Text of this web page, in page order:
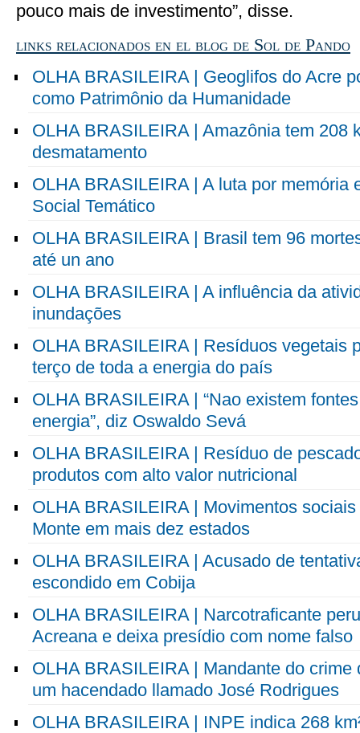
pouco mais de investimento”, disse.
links relacionados en el blog de Sol de Pando
OLHA BRASILEIRA | Geoglifos do Acre
como Patrimônio da Humanidade
OLHA BRASILEIRA | Amazônia tem 208
desmatamento
OLHA BRASILEIRA | A luta por memória
Social Temático
OLHA BRASILEIRA | Brasil tem 96
até un ano
OLHA BRASILEIRA | A influência da
inundações
OLHA BRASILEIRA | Resíduos vegetais
terço de toda a energia do país
OLHA BRASILEIRA | “Nao existem
energia”, diz Oswaldo Sevá
OLHA BRASILEIRA | Resíduo de
produtos com alto valor nutricional
OLHA BRASILEIRA | Movimentos
Monte em mais dez estados
OLHA BRASILEIRA | Acusado de
escondido em Cobija
OLHA BRASILEIRA | Narcotraficante
Acreana e deixa presídio com nome falso
OLHA BRASILEIRA | Mandante do crime
um hacendado llamado José Rodrigues
OLHA BRASILEIRA | INPE indica 268